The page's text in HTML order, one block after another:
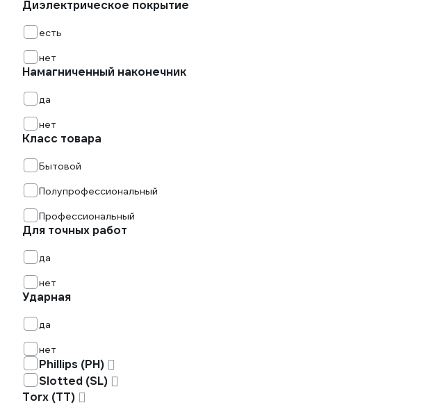
Диэлектрическое покрытие
есть
нет
Намагниченный наконечник
да
нет
Класс товара
Бытовой
Полупрофессиональный
Профессиональный
Для точных работ
да
нет
Ударная
да
нет
Phillips (PH)
Slotted (SL)
Torx (TT)